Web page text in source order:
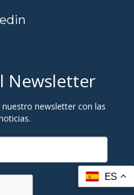
Newsletter
newsletter con las
ES